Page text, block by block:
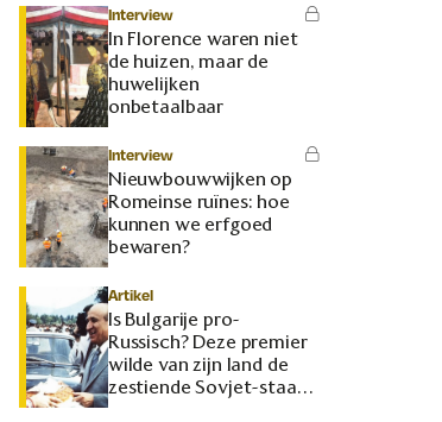
Interview
In Florence waren niet
de huizen, maar de
huwelijken
onbetaalbaar
Interview
Nieuwbouwwijken op
Romeinse ruïnes: hoe
kunnen we erfgoed
bewaren?
Artikel
Is Bulgarije pro-
Russisch? Deze premier
wilde van zijn land de
zestiende Sovjet-staat
maken